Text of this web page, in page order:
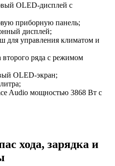
OLED-дисплей с
приборную панель;
дисплей;
для управления климатом и
второго ряда с режимом
OLED-экран;
Audio мощностью 3868 Вт с
хода, зарядка и